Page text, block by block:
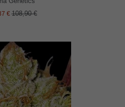
€108,90 €